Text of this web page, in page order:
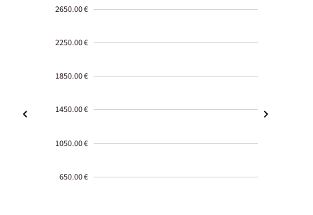
2650.00 €
2250.00 €
1850.00 €
1450.00 €
1050.00 €
650.00 €